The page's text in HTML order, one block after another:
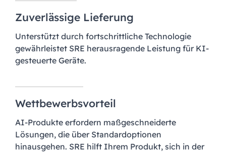
Zuverlässige Lieferung
Unterstützt durch fortschrittliche Technologie
gewährleistet SRE herausragende Leistung für KI-
gesteuerte Geräte.
Wettbewerbsvorteil
AI-Produkte erfordern maßgeschneiderte
Lösungen, die über Standardoptionen
hinausgehen. SRE hilft Ihrem Produkt, sich in der